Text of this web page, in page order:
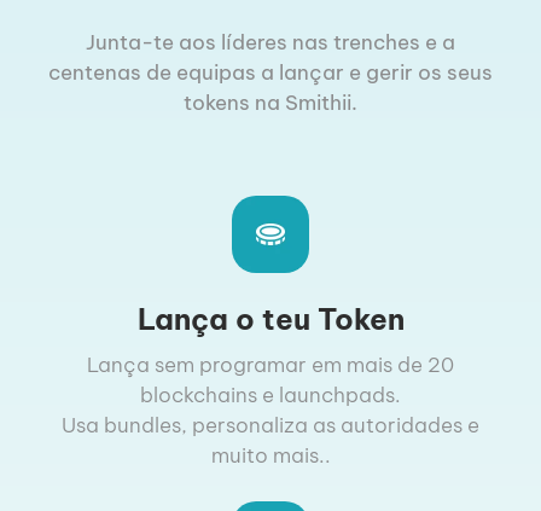
Junta-te aos líderes nas trenches e a
centenas de equipas a lançar e gerir os seus
tokens na Smithii.
Lança o teu Token
Lança sem programar em mais de 20
blockchains e launchpads.
Usa bundles, personaliza as autoridades e
muito mais..